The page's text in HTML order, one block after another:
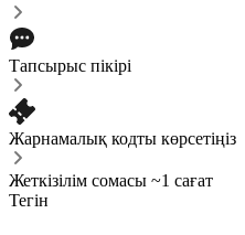
Тапсырыс пікірі
Жарнамалық кодты көрсетіңіз
Жеткізілім сомасы ~1 сағат
Тегін